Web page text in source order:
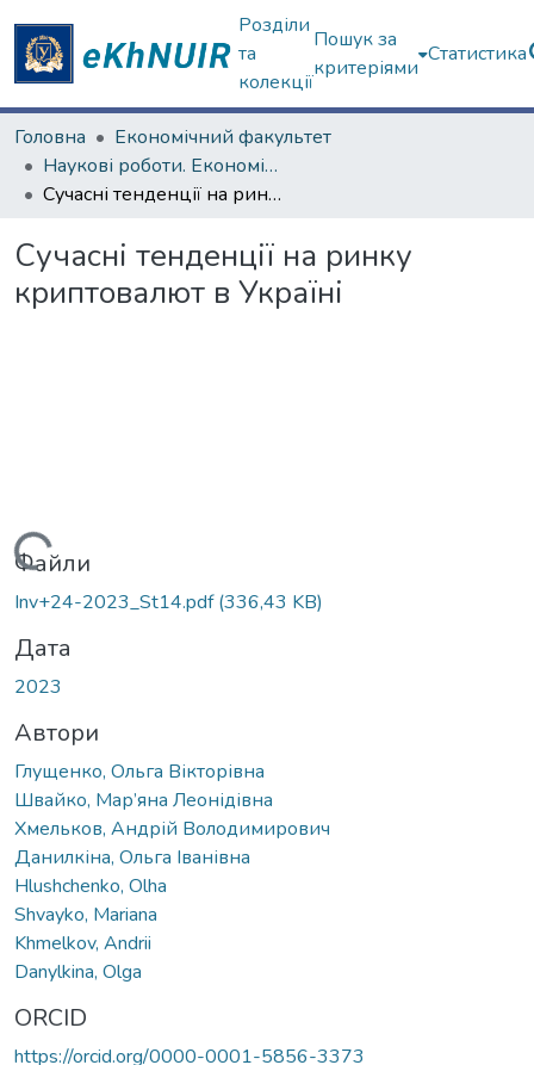
Розділи
та
колекції
Пошук за
критеріями
Статистика
Головна
Економічний факультет
Наукові роботи. Економічний факультет
Сучасні тенденції на ринку криптовалют в Україні
Сучасні тенденції на ринку
криптовалют в Україні
Файли
Inv+24-2023_St14.pdf(336,43 KB)
Дата
2023
Автори
Глущенко, Ольга Вікторівна
Швайко, Мар’яна Леонідівна
Хмельков, Андрій Володимирович
Данилкіна, Ольга Іванівна
Hlushchenko, Olha
Shvayko, Mariana
Khmelkov, Andrii
Danylkina, Olga
ORCID
https://orcid.org/0000-0001-5856-3373